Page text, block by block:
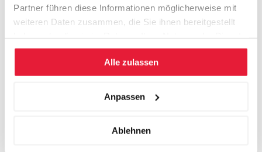
Partner führen diese Informationen möglicherweise mit
weiteren Daten zusammen, die Sie ihnen bereitgestellt
gesammelt haben.
Alle zulassen
Anpassen
Ablehnen
Eine neue Strategische Ausrichtung verlangt meist auch nach
einer Veränderung des Führungsverhaltens. Wo grosse
Veränderungen anstehen, auf neue äussere Einflüsse reagiert
werden muss, muss anders geführt werden.